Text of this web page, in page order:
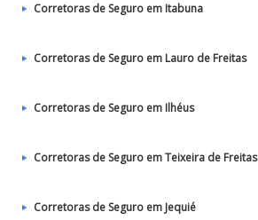
Corretoras de Seguro em Itabuna
Corretoras de Seguro em Lauro de Freitas
Corretoras de Seguro em Ilhéus
Corretoras de Seguro em Teixeira de Freitas
Corretoras de Seguro em Jequié